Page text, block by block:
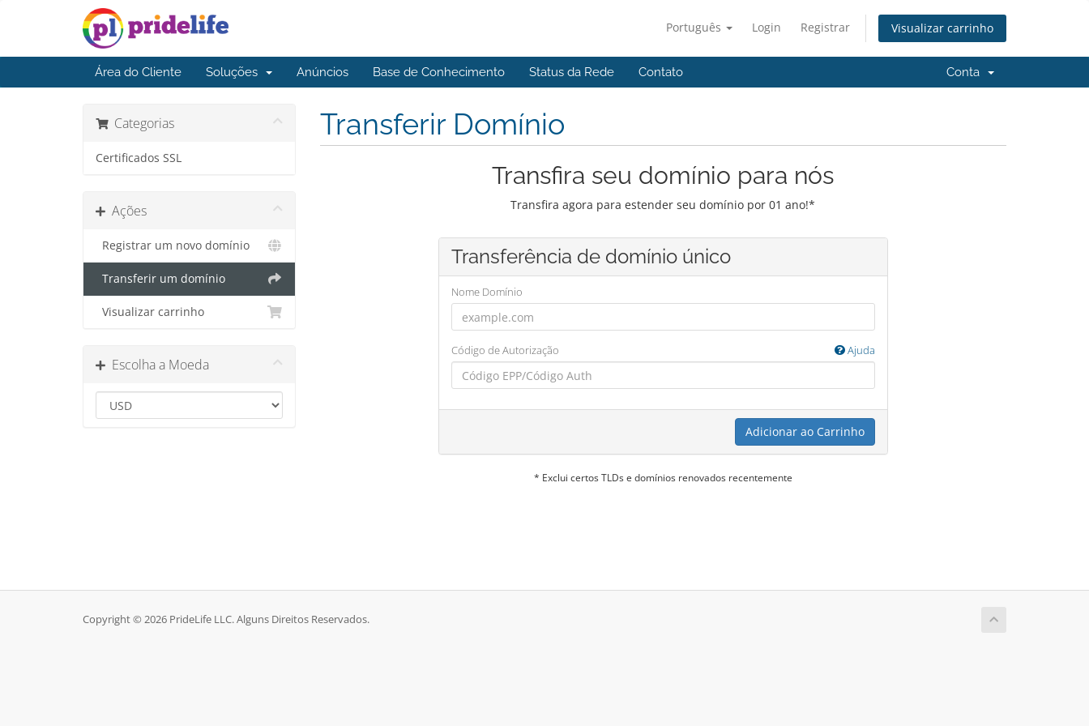
Português Login Registrar Visualizar carrinho
Área do Cliente Soluções Anúncios Base de Conhecimento Status da Rede Contato Conta
Categorias
Certificados SSL
Ações
Registrar um novo domínio
Transferir um domínio
Visualizar carrinho
Escolha a Moeda
Transferir Domínio
Transfira seu domínio para nós
Transfira agora para estender seu domínio por 01 ano!*
Transferência de domínio único
Nome Domínio
Código de Autorização Ajuda
Adicionar ao Carrinho
* Exclui certos TLDs e domínios renovados recentemente
Copyright © 2026 PrideLife LLC. Alguns Direitos Reservados.